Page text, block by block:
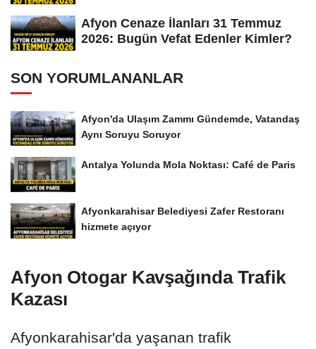
Afyon Cenaze İlanları 31 Temmuz
2026: Bugün Vefat Edenler Kimler?
SON YORUMLANANLAR
Afyon'da Ulaşım Zammı Gündemde, Vatandaş
Aynı Soruyu Soruyor
Antalya Yolunda Mola Noktası: Café de Paris
Afyonkarahisar Belediyesi Zafer Restoranı
hizmete açıyor
Afyon Otogar Kavşağında Trafik
Kazası
Afyonkarahisar'da yaşanan trafik